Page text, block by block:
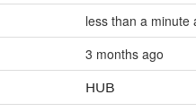
less than a minute
3 months ago
HUB